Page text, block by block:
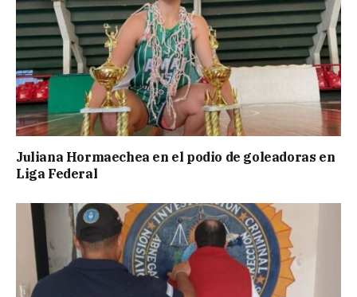
Juliana Hormaechea en el podio de goleadoras en
Liga Federal